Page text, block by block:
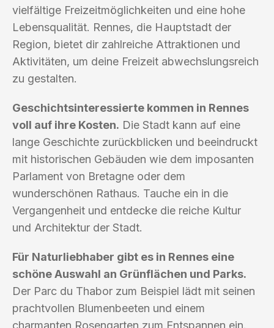
vielfältige Freizeitmöglichkeiten und eine hohe
Lebensqualität. Rennes, die Hauptstadt der
Region, bietet dir zahlreiche Attraktionen und
Aktivitäten, um deine Freizeit abwechslungsreich
zu gestalten.
Geschichtsinteressierte kommen in Rennes
voll auf ihre Kosten. Die Stadt kann auf eine
lange Geschichte zurückblicken und beeindruckt
mit historischen Gebäuden wie dem imposanten
Parlament von Bretagne oder dem
wunderschönen Rathaus. Tauche ein in die
Vergangenheit und entdecke die reiche Kultur
und Architektur der Stadt.
Für Naturliebhaber gibt es in Rennes eine
schöne Auswahl an Grünflächen und Parks.
Der Parc du Thabor zum Beispiel lädt mit seinen
prachtvollen Blumenbeeten und einem
charmanten Rosengarten zum Entspannen ein.